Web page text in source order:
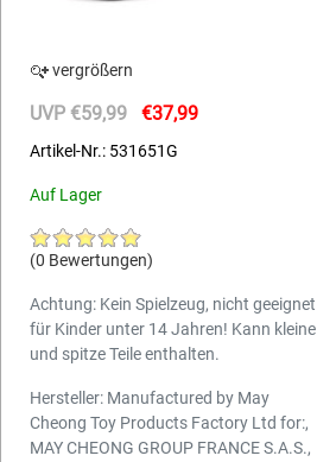
vergrößern
UVP €59,99 €37,99
Artikel-Nr.: 531651G
Auf Lager
(0 Bewertungen)
Achtung: Kein Spielzeug, nicht geeignet
für Kinder unter 14 Jahren! Kann kleine
und spitze Teile enthalten.
Hersteller: Manufactured by May
Cheong Toy Products Factory Ltd for:,
MAY CHEONG GROUP FRANCE S.A.S.,